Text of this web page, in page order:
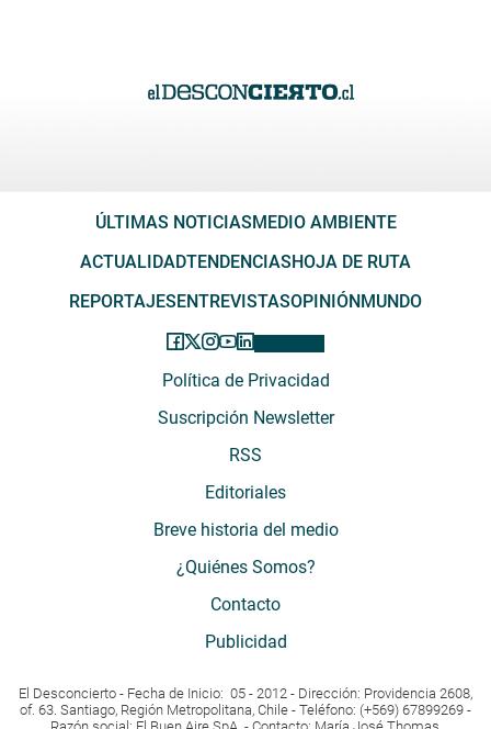
ÚLTIMAS NOTICIASMEDIO AMBIENTE
ACTUALIDADTENDENCIASHOJA DE RUTA
REPORTAJESENTREVISTASOPINIÓNMUNDO
Política de Privacidad
Suscripción Newsletter
RSS
Editoriales
Breve historia del medio
¿Quiénes Somos?
Contacto
Publicidad
El Desconcierto - Fecha de Inicio: 05 - 2012 - Dirección: Providencia 2608,
of. 63. Santiago, Región Metropolitana, Chile - Teléfono: (+569) 67899269 -